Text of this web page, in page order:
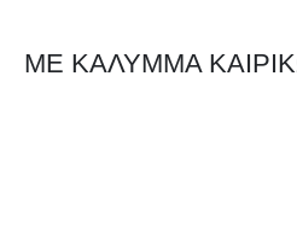
ΜΕ ΚΑΛΥΜΜΑ